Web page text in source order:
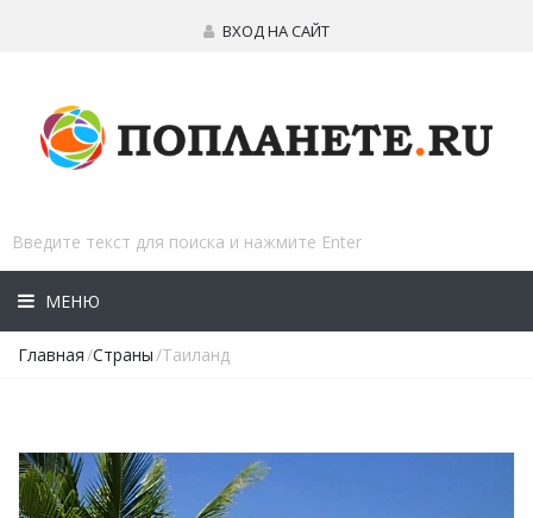
ВХОД НА САЙТ
МЕНЮ
Главная/Страны/Таиланд